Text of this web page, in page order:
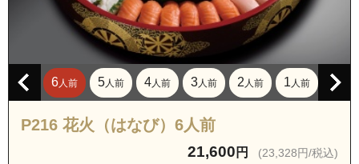
沖縄県宜野湾市大山
沖縄県宜野湾市大山１丁目
沖縄県宜野湾市大山２丁目
沖縄県宜野湾市大山３丁目
沖縄県宜野湾市大山４丁目
6人前 5人前 4人前 3人前 2 人前 1 人前
P216 花火（はなび）6人前
21,600 円 (23,328円/税込)